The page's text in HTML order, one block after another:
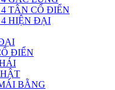
TÂN CỔ ĐIỂN
HIỆN ĐẠI
ĐIỂN
BẰNG